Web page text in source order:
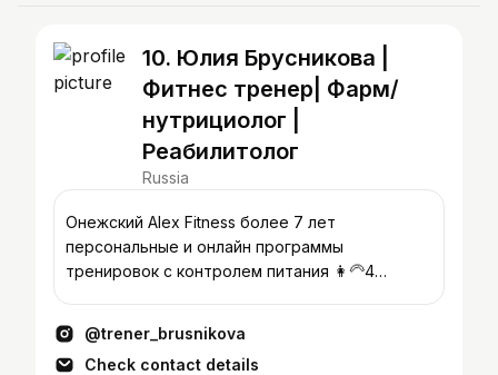
10. Юлия Брусникова |
Фитнес тренер| Фарм/
нутрициолог |
Реабилитолог
Russia
Онежский Alex Fitness более 7 лет
персональные и онлайн программы
тренировок с контролем питания 👩‍🦳4
@trener_brusnikova
Check contact details